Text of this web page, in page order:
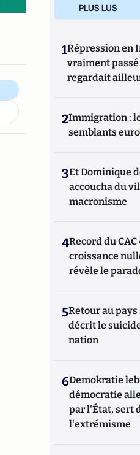
PLUS LUS
1Répression en
vraiment
regardait
2Immigration :
semblants
3Et Dominique
accoucha du
macronisme
4Record du
croissance
révèle le
5Retour au
décrit le
nation
6Demokratie
démocratie
par l'État, sert
l'extrémisme